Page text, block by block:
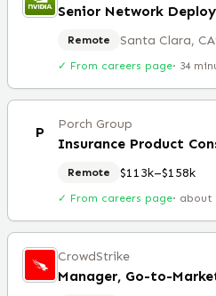
Remote Santa Clara, CA
✓ From careers page· 34
P Porch Group
Insurance Product
Remote $113k–$158k
✓ From careers page· about
CrowdStrike
Manager, Go-to-